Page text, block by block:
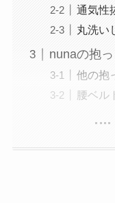
通気性
丸洗い
nunaの抱
他の抱
腰ベル